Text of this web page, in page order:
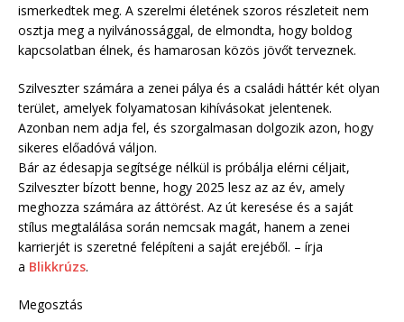
ismerkedtek meg. A szerelmi életének szoros részleteit nem
osztja meg a nyilvánossággal, de elmondta, hogy boldog
kapcsolatban élnek, és hamarosan közös jövőt terveznek.
Szilveszter számára a zenei pálya és a családi háttér két olyan
terület, amelyek folyamatosan kihívásokat jelentenek.
Azonban nem adja fel, és szorgalmasan dolgozik azon, hogy
sikeres előadóvá váljon.
Bár az édesapja segítsége nélkül is próbálja elérni céljait,
Szilveszter bízott benne, hogy 2025 lesz az az év, amely
meghozza számára az áttörést. Az út keresése és a saját
stílus megtalálása során nemcsak magát, hanem a zenei
karrierjét is szeretné felépíteni a saját erejéből. – írja
a Blikkrúzs.
Megosztás